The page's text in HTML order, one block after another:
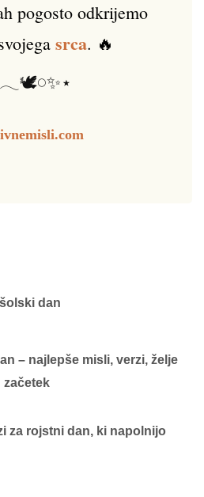
pogosto odkrijemo
srca. 🔥
dan
– najlepše misli, verzi, želje
začetek
za rojstni dan, ki napolnijo